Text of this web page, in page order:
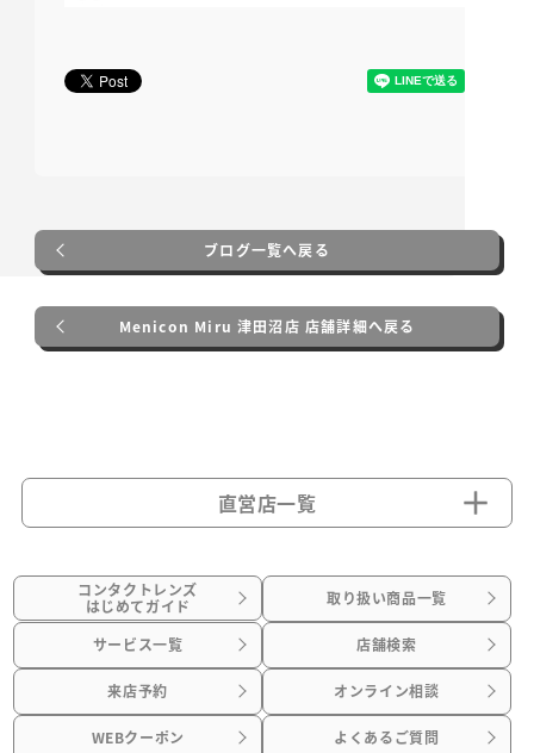
ブログ一覧へ戻る
Menicon Miru 津田沼店 店舗詳細へ戻る
直営店一覧
コンタクトレンズ
はじめてガイド 取り扱い商品一覧
サービス一覧 店舗検索
来店予約 オンライン相談
WEBクーポン よくあるご質問